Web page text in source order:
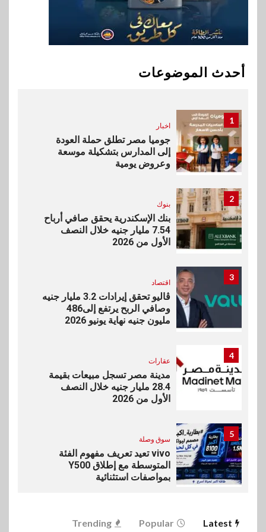
أحدث الموضوعات
بنوك
المتميزين بعد تحقيق نتائج قياسية
بالقروض الشخصية خلال الربع
1
اخبار
جوميا مصر تطلق حملة العودة
إلى المدارس بتشكيلة موسعة
وعروض يومية
2
بنوك
بنك الإسكندرية يحقق صافي أرباح
7.54 مليار جنيه خلال النصف
الأول من 2026
3
اقتصاد
ڤاليو تحقق إيرادات 3.2 مليار جنيه
وصافي الربح يرتفع إلى486
مليون جنيه نهاية يونيو 2026
4
عقارات
مدينة مصر تسجل مبيعات بقيمة
28.4 مليار جنيه خلال النصف
الأول من 2026
5
سوق وصلة
vivo تعيد تعريف مفهوم الفئة
المتوسطة مع إطلاق Y500
بمواصفات استثنائية
وزير الشباب والرياضة يلتقي
Latest
Popular
Trending